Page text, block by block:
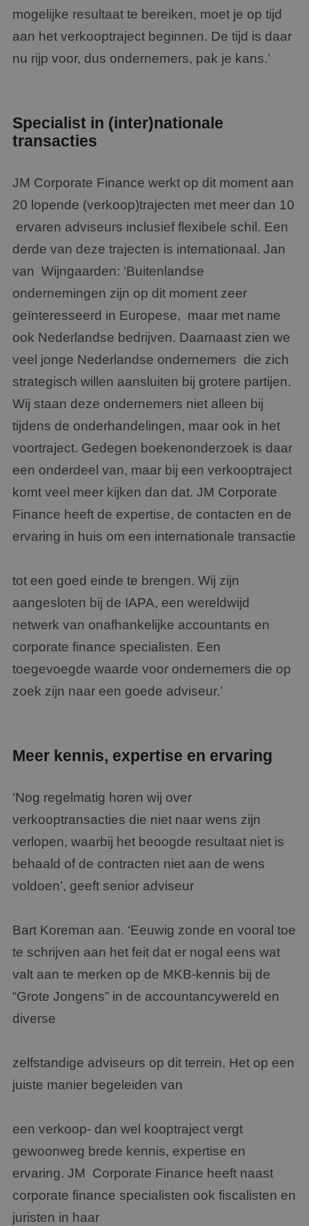
mogelijke resultaat te bereiken, moet je op tijd
aan het verkooptraject beginnen. De tijd is daar
nu rijp voor, dus ondernemers, pak je kans.’
Specialist in (inter)nationale
transacties
JM Corporate Finance werkt op dit moment aan
20 lopende (verkoop)trajecten met meer dan 10
ervaren adviseurs inclusief flexibele schil. Een
derde van deze trajecten is internationaal. Jan
van Wijngaarden: ‘Buitenlandse
ondernemingen zijn op dit moment zeer
geïnteresseerd in Europese, maar met name
ook Nederlandse bedrijven. Daarnaast zien we
veel jonge Nederlandse ondernemers die zich
strategisch willen aansluiten bij grotere partijen.
Wij staan deze ondernemers niet alleen bij
tijdens de onderhandelingen, maar ook in het
voortraject. Gedegen boekenonderzoek is daar
een onderdeel van, maar bij een verkooptraject
komt veel meer kijken dan dat. JM Corporate
Finance heeft de expertise, de contacten en de
ervaring in huis om een internationale transactie
tot een goed einde te brengen. Wij zijn
aangesloten bij de IAPA, een wereldwijd
netwerk van onafhankelijke accountants en
corporate finance specialisten. Een
toegevoegde waarde voor ondernemers die op
zoek zijn naar een goede adviseur.’
Meer kennis, expertise en ervaring
‘Nog regelmatig horen wij over
verkooptransacties die niet naar wens zijn
verlopen, waarbij het beoogde resultaat niet is
behaald of de contracten niet aan de wens
voldoen’, geeft senior adviseur
Bart Koreman aan. ‘Eeuwig zonde en vooral toe
te schrijven aan het feit dat er nogal eens wat
valt aan te merken op de MKB-kennis bij de
“Grote Jongens” in de accountancywereld en
diverse
zelfstandige adviseurs op dit terrein. Het op een
juiste manier begeleiden van
een verkoop- dan wel kooptraject vergt
gewoonweg brede kennis, expertise en
ervaring. JM Corporate Finance heeft naast
corporate finance specialisten ook fiscalisten en
juristen in haar